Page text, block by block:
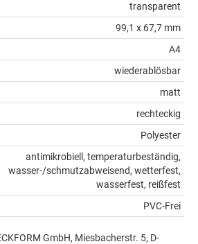
transparent
99,1 x 67,7 mm
A4
wiederablösbar
matt
rechteckig
Polyester
antimikrobiell, temperaturbeständig,
wasser-/schmutzabweisend, wetterfest,
wasserfest, reißfest
PVC-Frei
GmbH, Miesbacherstr. 5, D-